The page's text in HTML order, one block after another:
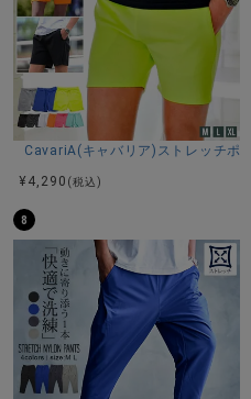
ットで、野暮ったさを感じ
穿きやすく仕上げました。
で大活躍
を兼ね備えたこのパンツ
マストバイアイテムです。
より実際の商品と異なる場合
ッパーパンツ/全4色
CavariA(キャバリア)ストレッチポ
¥ 4,290 (税込)
8